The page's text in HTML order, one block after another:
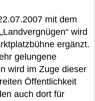
mit dem
wird
ergänzt.
gelungene
wird im Zuge dieser
Öffentlichkeit
auch dort für